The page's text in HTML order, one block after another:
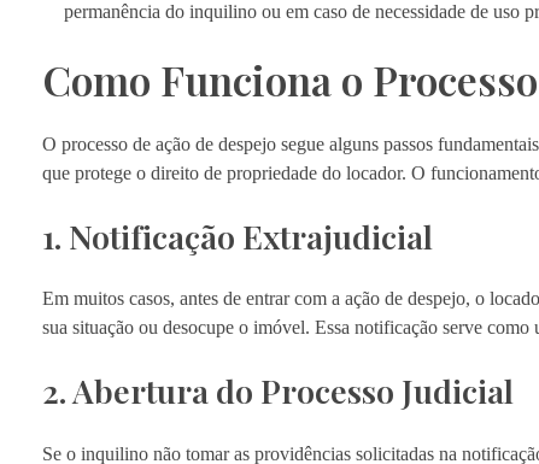
permanência do inquilino ou em caso de necessidade de uso
Como Funciona o
O processo de ação de despejo segue alguns passos
que protege o direito de propriedade do locador. O
1. Notificação Extrajudicial
Em muitos casos, antes de entrar com a ação de despejo, o
sua situação ou desocupe o imóvel. Essa notificação serve
2. Abertura do Processo Judicial
Se o inquilino não tomar as providências solicitadas na